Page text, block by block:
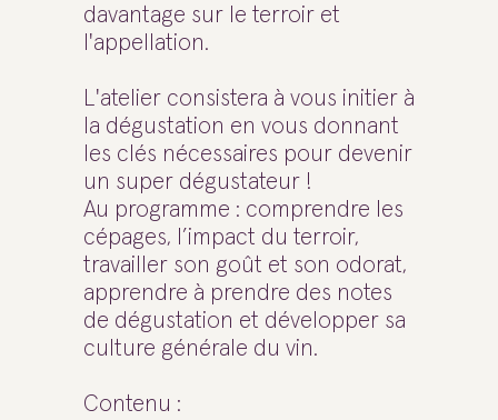
davantage sur le terroir et
l'appellation.
L'atelier consistera à vous initier à
la dégustation en vous donnant
les clés nécessaires pour devenir
un super dégustateur !
Au programme : comprendre les
cépages, l’impact du terroir,
travailler son goût et son odorat,
apprendre à prendre des notes
de dégustation et développer sa
culture générale du vin.
Contenu :